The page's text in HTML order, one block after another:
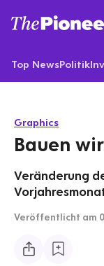
Top NewsPolitik
Graphics
Bauen
Veränderung
Veröffentlicht am